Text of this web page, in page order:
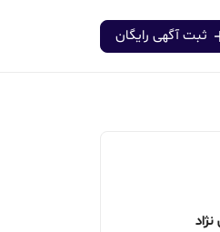
ثبت آگهی رایگان